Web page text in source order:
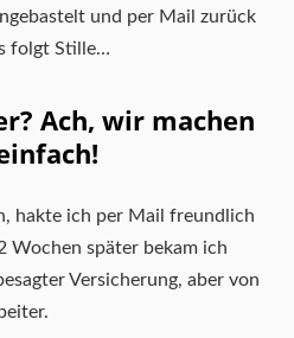
und per Mail zurück
folgt Stille…
Ach, wir machen
hakte ich per Mail freundlich
Wochen später bekam ich
Versicherung, aber von